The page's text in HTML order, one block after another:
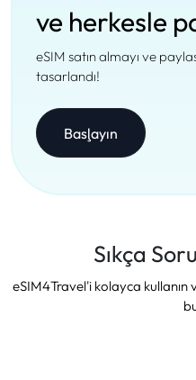
ve herkesle
eSIM satın almayı ve
tasarlandı!
Başlayın
Sıkça
eSIM4Travel'i kolayca kullanın